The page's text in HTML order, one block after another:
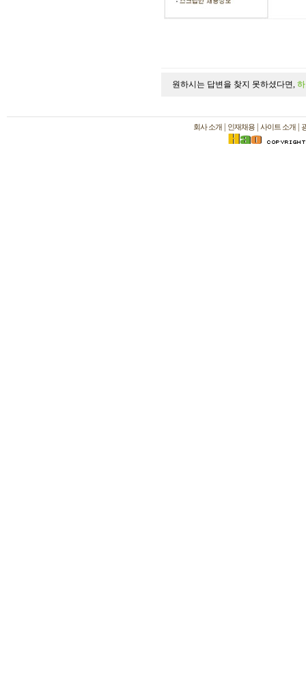
원하시는 답변을 찾지 못하셨다면,
회사 소개 인재채용 사이트 소개